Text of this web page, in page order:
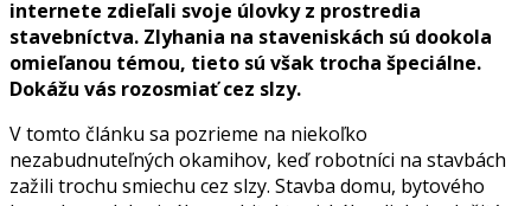
internete zdieľali svoje úlovky z prostredia
stavebníctva. Zlyhania na staveniskách sú dookola
omieľanou témou, tieto sú však trocha špeciálne.
Dokážu vás rozosmiať cez slzy.
V tomto článku sa pozrieme na niekoľko
nezabudnuteľných okamihov, keď robotníci na stavbách
zažili trochu smiechu cez slzy. Stavba domu, bytového